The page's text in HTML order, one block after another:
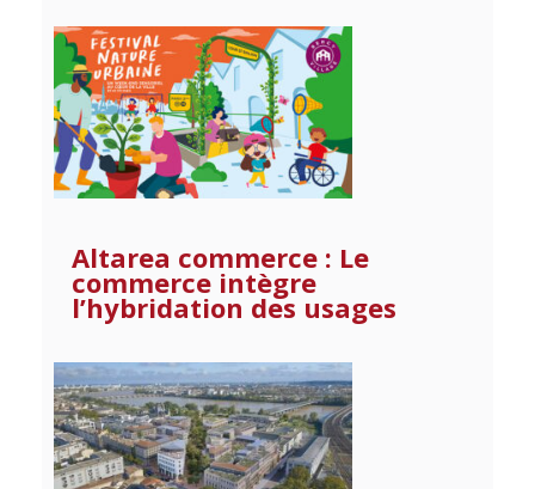
Altarea commerce : Le
commerce intègre
l’hybridation des usages